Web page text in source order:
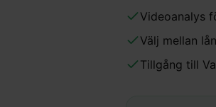
Videoanalys
Välj mellan
Tillgång till